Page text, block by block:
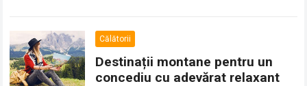
Călătorii
Destinații montane pentru un
concediu cu adevărat relaxant